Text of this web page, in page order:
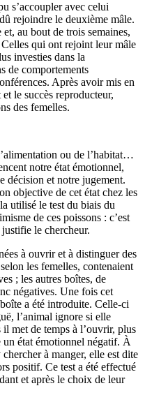
s’accoupler avec celui
rejoindre le deuxième mâle.
au bout de trois semaines,
qui ont rejoint leur mâle
investies dans la
de comportements
Après avoir mis en
le succès reproducteur,
des femelles.
ou de l’habitat…
notre état émotionnel,
décision et notre jugement.
objective de cet état chez les
utilisé le test du biais du
de ces poissons : c’est
le chercheur.
à ouvrir et à distinguer des
les femelles, contenaient
; les autres boîtes, de
négatives. Une fois cet
a été introduite. Celle-ci
l’animal ignore si elle
met de temps à l’ouvrir, plus
un état émotionnel négatif. À
à manger, elle est dite
positif. Ce test a été effectué
et après le choix de leur